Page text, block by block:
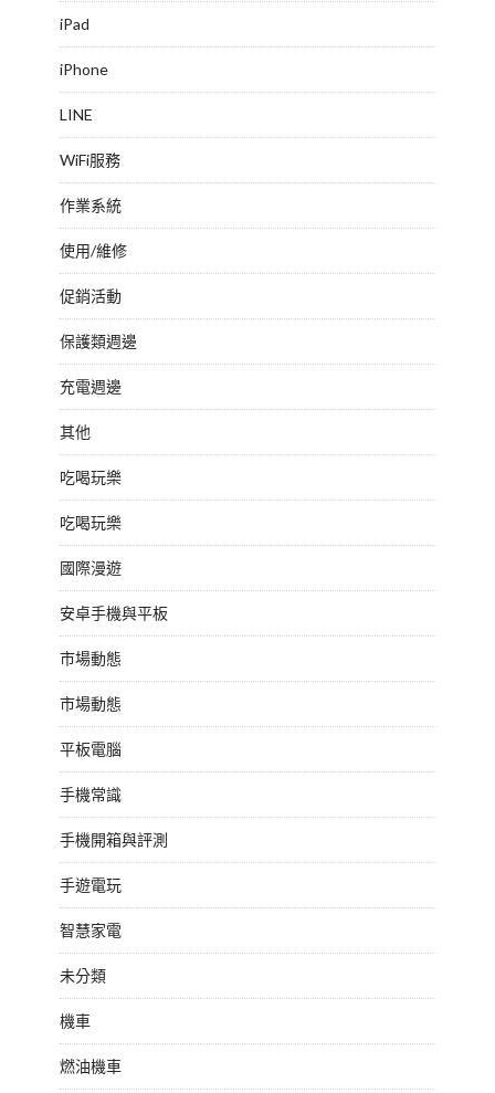
iPad
iPhone
LINE
WiFi服務
作業系統
使用/維修
促銷活動
保護類週邊
充電週邊
其他
吃喝玩樂
吃喝玩樂
國際漫遊
安卓手機與平板
市場動態
市場動態
平板電腦
手機常識
手機開箱與評測
手遊電玩
智慧家電
未分類
機車
燃油機車